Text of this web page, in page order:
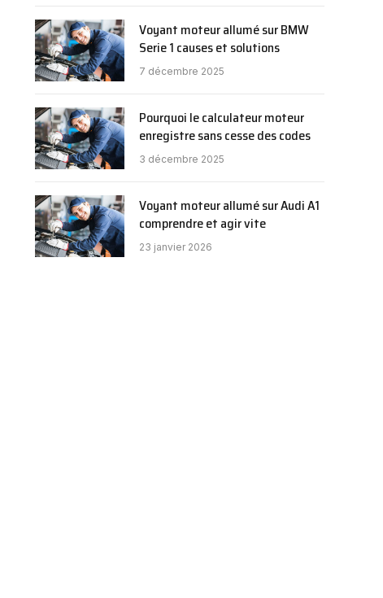
Voyant moteur allumé sur BMW
Serie 1 causes et solutions
7 décembre 2025
Pourquoi le calculateur moteur
enregistre sans cesse des codes
3 décembre 2025
Voyant moteur allumé sur Audi A1
comprendre et agir vite
23 janvier 2026